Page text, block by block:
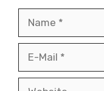
Mail